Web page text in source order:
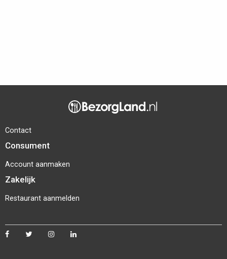
Contact
Consument
Account aanmaken
Zakelijk
Restaurant aanmelden